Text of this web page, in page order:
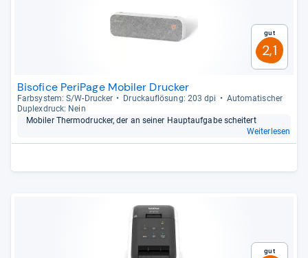
Gut
2,1
Bisofice PeriPage Mobiler Drucker
Farb­sys­tem: S/W-​Dru­cker Druck­auf­lö­sung: 203 dpi
Auto­ma­ti­scher
Duplex­druck: Nein
Mobi­ler Ther­modru­cker, der an sei­ner Haupt­auf­gabe schei­tert
Weiterlesen
Gut